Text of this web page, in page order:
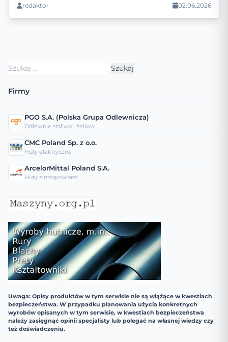
redaktor
02.06.2026
Szukaj:
Firmy
PGO S.A. (Polska Grupa Odlewnicza)
Odlewnie staliwa i żeliwa
CMC Poland Sp. z o.o.
Huty elektryczne
ArcelorMittal Poland S.A.
Huty zintegrowane
Uwaga: Opisy produktów w tym serwisie nie są wiążące w kwestiach
bezpieczeństwa. W przypadku planowania użycia konkretnych
wyrobów opisanych w tym serwisie, w kwestiach bezpieczeństwa
należy zasięgnąć opinii specjalisty lub polegać na własnej wiedzy czy
też doświadczeniu.